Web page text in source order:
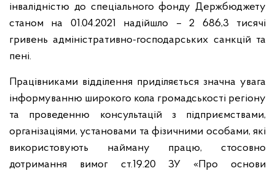
інвалідністю до спеціального фонду Держбюджету
станом на 01.04.2021 надійшло – 2 686,3 тисячі
гривень адміністративно-господарських санкцій та
пені.
Працівниками відділення приділяється значна увага
інформуванню широкого кола громадськості регіону
та проведенню консультацій з підприємствами,
організаціями, установами та фізичними особами, які
використовують найману працю, стосовно
дотримання вимог ст.19.20 ЗУ «Про основи